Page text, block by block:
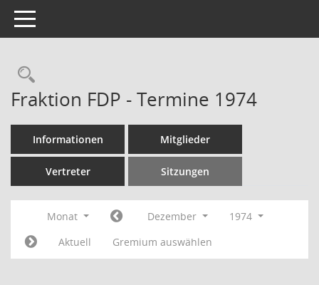
Toggle navigation
Rechercheauswahl
Fraktion FDP - Termine 1974
Informationen Mitglieder
Vertreter Sitzungen
Monat Dezember
1974
Aktuell
Gremium auswählen